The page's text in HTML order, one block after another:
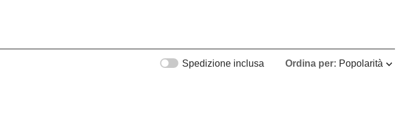
Ordina per: Popolarità
Spedizione inclusa